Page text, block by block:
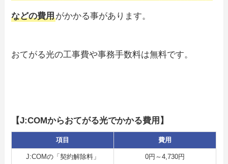
などの費用がかかる事があります。
おてがる光の工事費や事務手数料は無料です。
【J:COMからおてがる光でかかる費用】
項目 費用
J:COMの「契約解除料」 0円～4,730円